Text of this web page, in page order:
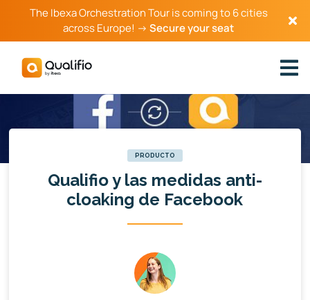
The Ibexa Orchestration Tour is coming to 6 cities
across Europe! →Secure your seat
PRODUCTO
Qualifio y las medidas anti-
cloaking de Facebook